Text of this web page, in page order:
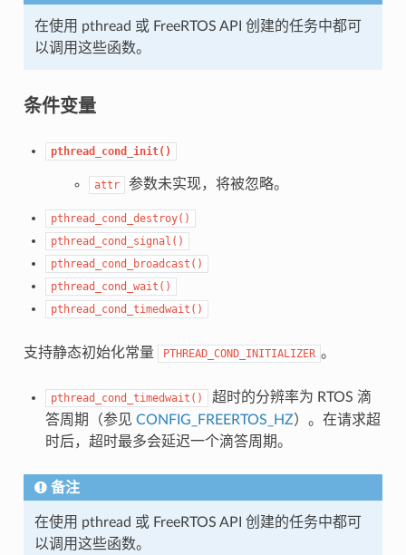
在使用 pthread 或 FreeRTOS API 创建的任务中都可
以调用这些函数。
条件变量
pthread_cond_init()
attr 参数未实现，将被忽略。
pthread_cond_destroy()
pthread_cond_signal()
pthread_cond_broadcast()
pthread_cond_wait()
pthread_cond_timedwait()
支持静态初始化常量 PTHREAD_COND_INITIALIZER 。
pthread_cond_timedwait()
超时的分辨率为 RTOS 滴
答周期（参见 CONFIG_FREERTOS_HZ）。在请求超
时后，超时最多会延迟一个滴答周期。
备注
在使用 pthread 或 FreeRTOS API 创建的任务中都可
以调用这些函数。